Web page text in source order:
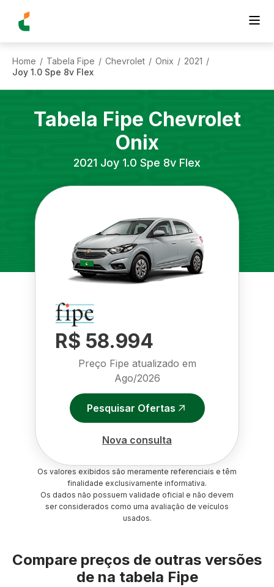
Home / Tabela Fipe / Chevrolet / Onix / 2021 /
Joy 1.0 Spe 8v Flex
Tabela Fipe Chevrolet
Onix
2021 Joy 1.0 Spe 8v Flex
R$ 58.994
Preço Fipe atualizado em
Ago/2026
Pesquisar Ofertas
Nova consulta
Os valores exibidos são meramente referenciais e têm
finalidade exclusivamente informativa.
Os dados não possuem validade oficial e não devem
ser considerados como uma avaliação de veículos
usados.
Compare preços de outras versões
de na tabela Fipe